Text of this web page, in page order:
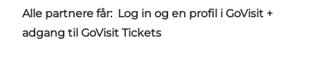
Alle partnere får: Log in og en profil i GoVisit +
adgang til GoVisit Tickets